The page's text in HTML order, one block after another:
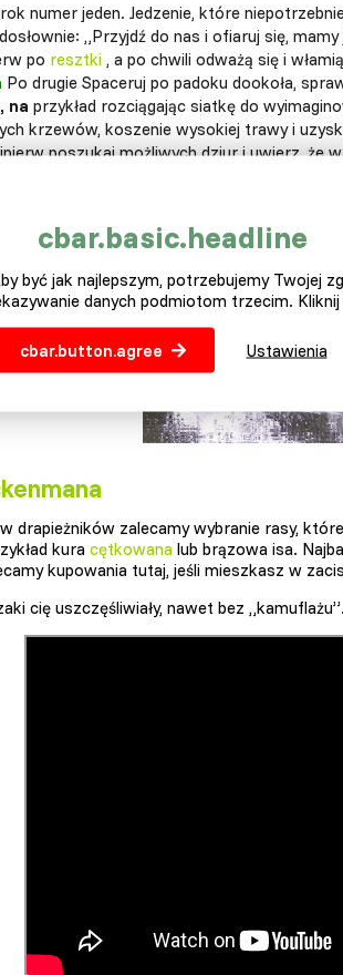
numer jeden. Jedzenie, które
„Przyjdź do nas i ofiaruj się,
po resztki , a po chwili odważą się i
Po drugie Spaceruj po padoku dookoła,
na przykład rozciągając siatkę do
krzewów, koszenie wysokiej trawy i
poszukaj możliwych dziur i uwierz, że
drapieżników zalecamy wybranie rasy,
kura cętkowana lub brązowa isa.
kupowania tutaj, jeśli mieszkasz w
cię uszczęśliwiały, nawet bez „kamuflażu”.
cbar.basic.headline
być jak najlepszym, potrzebujemy Twojej
danych podmiotom trzecim.
cbar.button.agree Ustawienia